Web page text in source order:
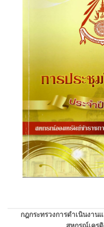
กฎกระทรวงการดำเนินงา